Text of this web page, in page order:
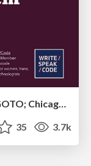
Refactoring Trust on Your Teams (GOTO; Chicago 2020)
35 3.7k